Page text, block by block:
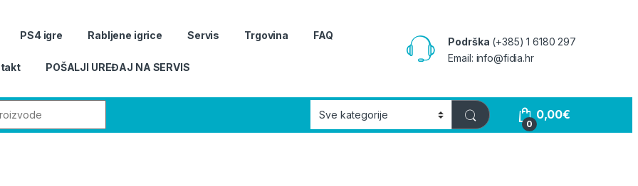
PS4 igre Rabljene igrice Servis Trgovina FAQ
POŠALJI UREĐAJ NA SERVIS
Podrška (+385) 1 6180 297
Email: info@fidia.hr
0
0,00€